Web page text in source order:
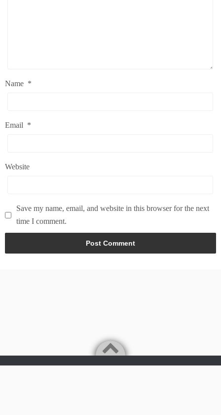
Name *
Email *
Website
Save my name, email, and website in this browser for the next
time I comment.